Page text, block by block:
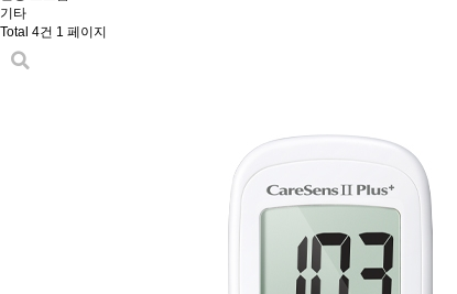
기타
Total 4건 1 페이지